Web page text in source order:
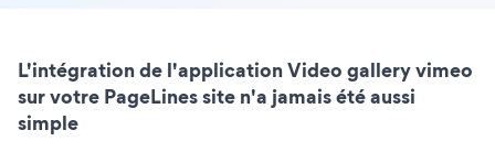
L'intégration de l'application Video gallery vimeo
sur votre PageLines site n'a jamais été aussi
simple